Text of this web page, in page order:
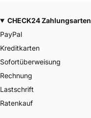
CHECK24 Zahlungsarten
PayPal
Kreditkarten
Sofortüberweisung
Rechnung
Lastschrift
Ratenkauf